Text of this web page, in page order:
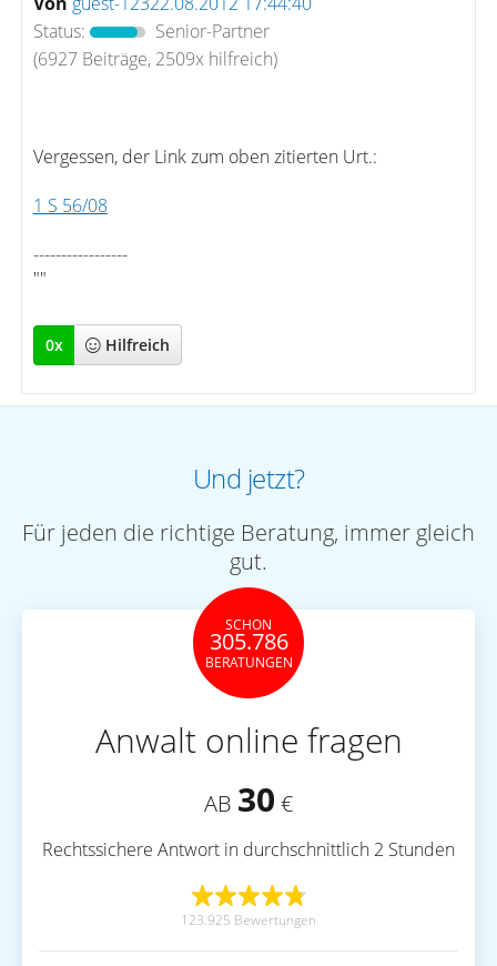
Status:
Senior-Partner
(6927 Beiträge, 2509x hilfreich)
Vergessen, der Link zum oben zitierten Urt.:
1 S 56/08
-----------------
""
0x Hilfreich
Und jetzt?
Für jeden die richtige Beratung, immer gleich
gut.
SCHON
305.786
BERATUNGEN
Anwalt online fragen
AB 30 €
Rechtssichere Antwort in durchschnittlich 2 Stunden
123.925 Bewertungen